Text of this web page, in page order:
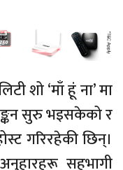
शो ‘माँ हूं ना’ मा
सुरु भइसकेको र
गरिरहेकी छिन्।
सहभागी